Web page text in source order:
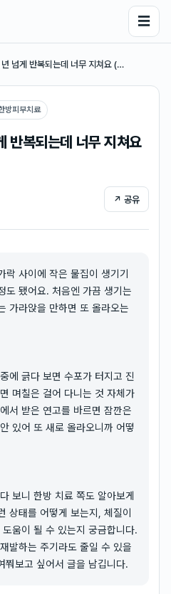
☰
넘게 반복되는데 너무 지쳐요 (…
방피부치료
반복되는데 너무 지쳐요
↗ 공유
락 사이에 작은 물집이 생기기
도 됐어요. 처음엔 가끔 생기는
가라앉을 만하면 또 올라오는
에 긁다 보면 수포가 터지고 진
며칠은 걸어 다니는 것 자체가
서 받은 연고를 바르면 잠깐은
있어 또 새로 올라오니까 어떻
보니 한방 치료 쪽도 알아보게
상태를 어떻게 보는지, 체질이
움이 될 수 있는지 궁금합니다.
발하는 주기라도 줄일 수 있을
쭤보고 싶어서 글을 남깁니다.